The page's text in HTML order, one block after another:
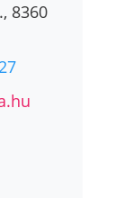
8360